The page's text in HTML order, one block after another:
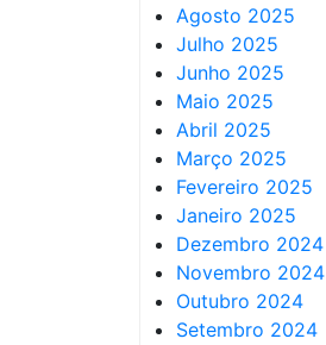
Agosto 2025
Julho 2025
Junho 2025
Maio 2025
Abril 2025
Março 2025
Fevereiro 2025
Janeiro 2025
Dezembro 2024
Novembro 2024
Outubro 2024
Setembro 2024